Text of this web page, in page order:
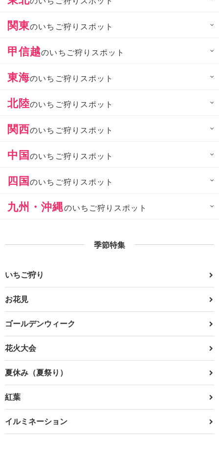
関東のいちご狩りスポット
甲信越のいちご狩りスポット
東海のいちご狩りスポット
北陸のいちご狩りスポット
関西のいちご狩りスポット
中国のいちご狩りスポット
四国のいちご狩りスポット
九州・沖縄のいちご狩りスポット
季節特集
いちご狩り
お花見
ゴールデンウィーク
花火大会
夏休み（夏祭り）
紅葉
イルミネーション